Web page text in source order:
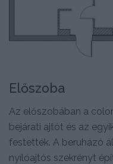
Előszoba
Az előszobában a
bejárati ajtót és az
festették. A beruházó
nyílóajtós szekrényt